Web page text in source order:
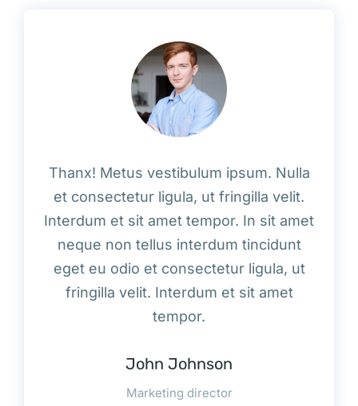
Thanx! Metus vestibulum ipsum. Nulla
et consectetur ligula, ut fringilla velit.
Interdum et sit amet tempor. In sit amet
neque non tellus interdum tincidunt
eget eu odio et consectetur ligula, ut
fringilla velit. Interdum et sit amet
tempor.
John Johnson
Marketing director